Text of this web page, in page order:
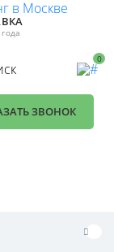
0
ЗВОНОК